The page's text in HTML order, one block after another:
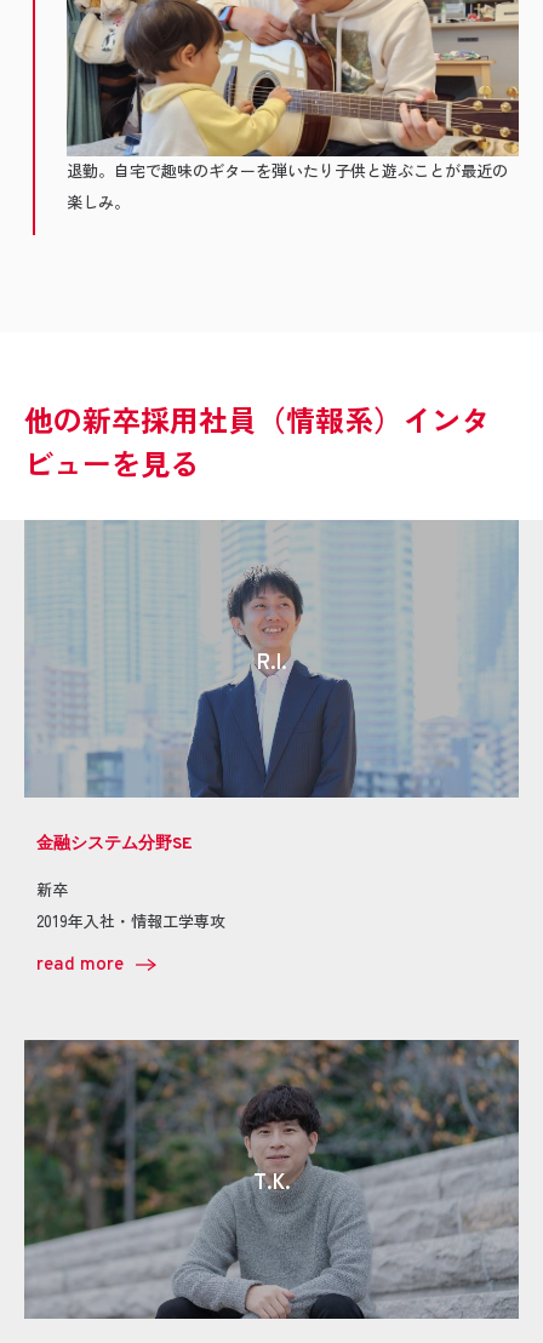
退勤。自宅で趣味のギターを弾いたり子供と遊ぶことが最近の
楽しみ。
他の新卒採用社員（情報系）インタ
ビューを見る
R.I.
金融システム分野SE
新卒
2019年入社・情報工学専攻
read more
T.K.